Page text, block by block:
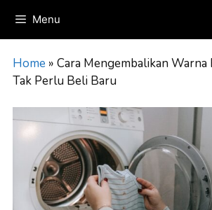
content
Menu
Home » Cara Mengembalikan Warna
Tak Perlu Beli Baru